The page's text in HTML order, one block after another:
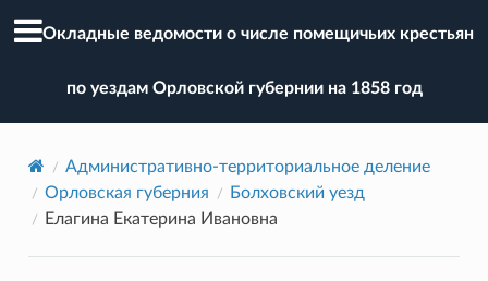
Окладные ведомости о числе помещичьих крестьян
по уездам Орловской губернии на 1858 год
Административно-территориальное деление
Орловская губерния
Болховский уезд
Елагина Екатерина Ивановна